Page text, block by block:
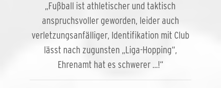
„Fußball ist athletischer und taktisch
anspruchsvoller geworden, leider auch
verletzungsanfälliger, Identifikation mit Club
lässt nach zugunsten „Liga-Hopping“,
Ehrenamt hat es schwerer …!“